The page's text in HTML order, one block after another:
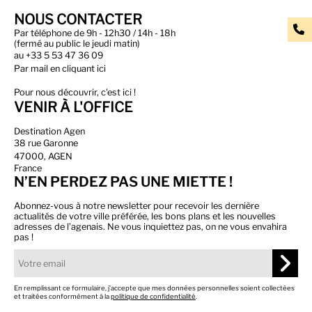
NOUS CONTACTER
Par téléphone de 9h - 12h30 / 14h - 18h
(fermé au public le jeudi matin)
au +33 5 53 47 36 09
Par mail en cliquant ici
Pour nous découvrir, c'est ici !
VENIR À L'OFFICE
Destination Agen
38 rue Garonne
47000, AGEN
France
N’EN PERDEZ PAS UNE MIETTE !
Abonnez-vous à notre newsletter pour recevoir les dernière
actualités de votre ville préférée, les bons plans et les nouvelles
adresses de l’agenais. Ne vous inquiettez pas, on ne vous envahira
pas !
En remplissant ce formulaire, j’accepte que mes données personnelles soient collectées
et traitées conformément à lapolitique de confidentialité